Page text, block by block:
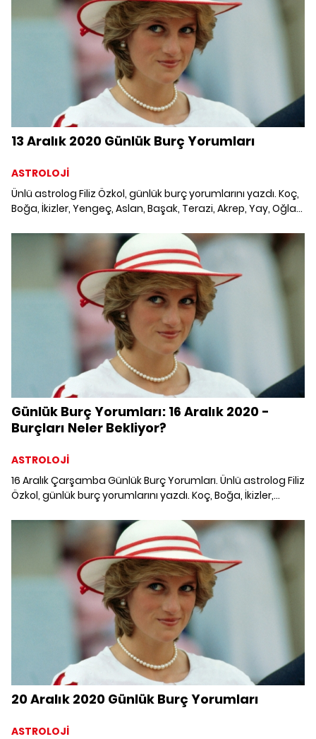
13 Aralık 2020 Günlük Burç Yorumları
ASTROLOJİ
Ünlü astrolog Filiz Özkol, günlük burç yorumlarını yazdı. Koç,
Boğa, İkizler, Yengeç, Aslan, Başak, Terazi, Akrep, Yay, Oğlak,
Burç Yorumları; Haftalık burç, yükselen burç, burç uyumu,
burç özellikleri ve günlük astroloji haberleri burçların dikkat
etmesi gereken konular ve merak edilenler...
Günlük Burç Yorumları: 16 Aralık 2020 -
Burçları Neler Bekliyor?
ASTROLOJİ
16 Aralık Çarşamba Günlük Burç Yorumları. Ünlü astrolog Filiz
Özkol, günlük burç yorumlarını yazdı. Koç, Boğa, İkizler,
Balık burcunu neler bekliyor? 16 Aralık 2020 Günlük Burç
Yorumları; Haftalık burç, yükselen burç, burç uyumu, burç
özellikleri ve günlük astroloji haberleri burçların dikkat
etmesi gereken konular ve merak edilenler...
20 Aralık 2020 Günlük Burç Yorumları
ASTROLOJİ